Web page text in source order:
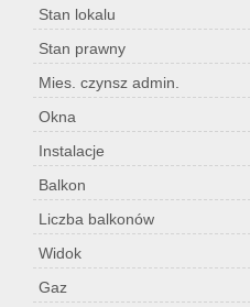
Stan lokalu
Stan prawny
Mies. czynsz admin.
Okna
Instalacje
Balkon
Liczba balkonów
Widok
Gaz